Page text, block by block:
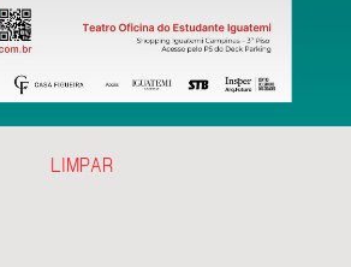
LIMPAR